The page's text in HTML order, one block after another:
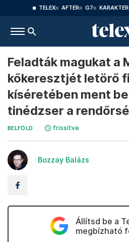
TELEX AFTER G7 KARAKTER
Feladták magukat a
kőkeresztjét letörő
kíséretében ment
tinédzser a
BELFÖLD frissítve
Bozzay Balázs
Állítsd be a
megbízható